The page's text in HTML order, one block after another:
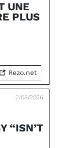
UNE
PLUS
Rezo.net
2/08/2026
“ISN’T